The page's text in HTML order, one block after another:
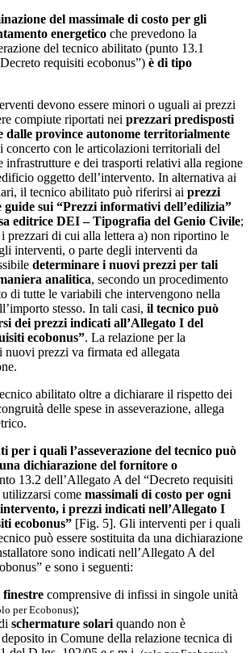
del massimale di costo per gli
energetico che prevedono la
del tecnico abilitato (punto 13.1
requisiti ecobonus”) è di tipo
devono essere minori o uguali ai prezzi
compiute riportati nei prezzari predisposti
dalle province autonome territorialmente
concerto con le articolazioni territoriali del
infrastrutture e dei trasporti relativi alla regione
oggetto dell’intervento. In alternativa ai
il tecnico abilitato può riferirsi ai prezzi
sui “Prezzi informativi dell’edilizia”
editrice DEI – Tipografia del Genio Civile;
prezzari di cui alla lettera a) non riportino le
interventi, o parte degli interventi da
determinare i nuovi prezzi per tali
analitica, secondo un procedimento
di tutte le variabili che intervengono nella
stesso. In tali casi, il tecnico può
dei prezzi indicati all’Allegato I del
ecobonus”. La relazione per la
nuovi prezzi va firmata ed allegata
abilitato oltre a dichiarare il rispetto dei
delle spese in asseverazione, allega
per i quali l’asseverazione del tecnico può
dichiarazione del fornitore o
13.2 dell’Allegato A del “Decreto requisiti
utilizzarsi come massimali di costo per ogni
i prezzi indicati nell’Allegato I
ecobonus” [Fig. 5]. Gli interventi per i quali
può essere sostituita da una dichiarazione
sono indicati nell’Allegato A del
e sono i seguenti:
finestre comprensive di infissi in singole unità
per Ecobonus);
schermature solari quando non è
in Comune della relazione tecnica di